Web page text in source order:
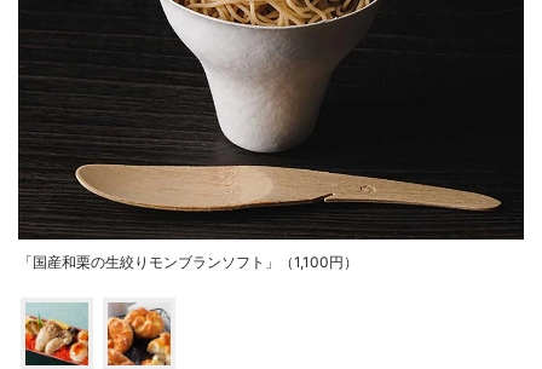
「国産和栗の生絞りモンブランソフト」（1,100円）